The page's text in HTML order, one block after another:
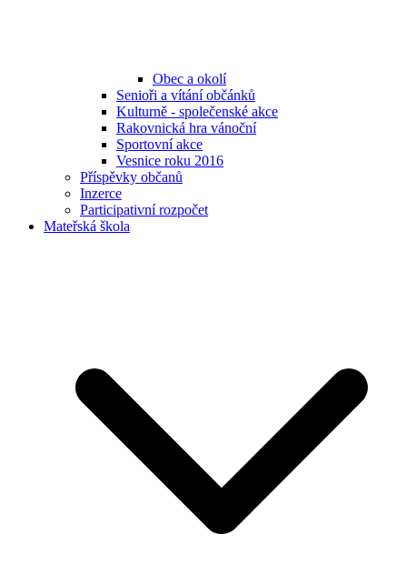
Obec a okolí
Senioři a vítání občánků
Kulturně - společenské akce
Rakovnická hra vánoční
Sportovní akce
Vesnice roku 2016
Příspěvky občanů
Inzerce
Participativní rozpočet
Mateřská škola